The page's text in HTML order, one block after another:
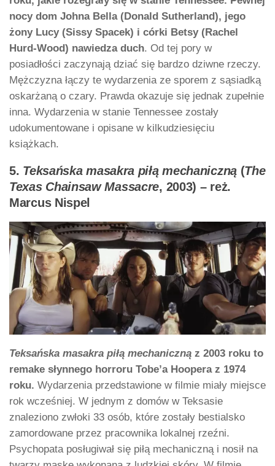
nocy dom Johna Bella (Donald Sutherland), jego
żony Lucy (Sissy Spacek) i córki Betsy (Rachel
Hurd-Wood) nawiedza duch. Od tej pory w
posiadłości zaczynają dziać się bardzo dziwne rzeczy.
Mężczyzna łączy te wydarzenia ze sporem z sąsiadką
oskarżaną o czary. Prawda okazuje się jednak zupełnie
inna. Wydarzenia w stanie Tennessee zostały
udokumentowane i opisane w kilkudziesięciu
książkach.
5. Teksańska masakra piłą mechaniczną(The
Texas Chainsaw Massacre, 2003) – reż.
Marcus Nispel
Teksańska masakra piłą mechaniczną z 2003 roku to
remake słynnego horroru Tobe’a Hoopera z 1974
roku. Wydarzenia przedstawione w filmie miały miejsce
rok wcześniej. W jednym z domów w Teksasie
znaleziono zwłoki 33 osób, które zostały bestialsko
zamordowane przez pracownika lokalnej rzeźni.
Psychopata posługiwał się piłą mechaniczną i nosił na